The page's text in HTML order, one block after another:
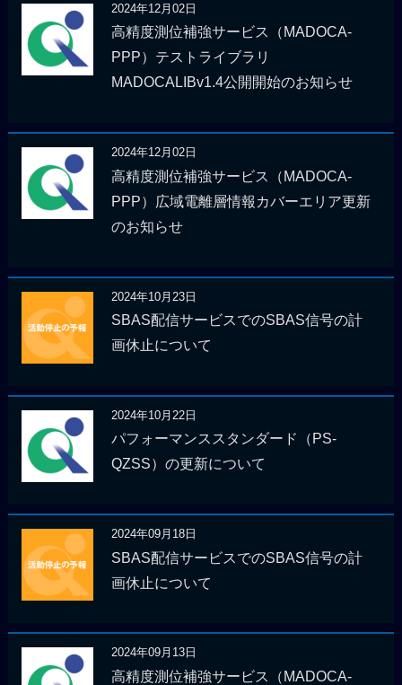
2024年12月02日
高精度測位補強サービス（MADOCA-
PPP）テストライブラリ
MADOCALIBv1.4公開開始のお知らせ
2024年12月02日
高精度測位補強サービス（MADOCA-
PPP）広域電離層情報カバーエリア更新
のお知らせ
2024年10月23日
SBAS配信サービスでのSBAS信号の計
画休止について
2024年10月22日
パフォーマンススタンダード（PS-
QZSS）の更新について
2024年09月18日
SBAS配信サービスでのSBAS信号の計
画休止について
2024年09月13日
高精度測位補強サービス（MADOCA-